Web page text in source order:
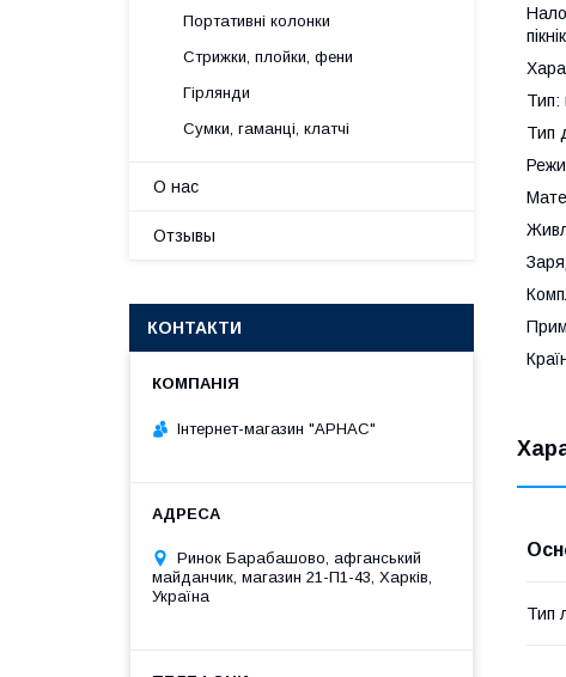
Тип:
Тип
Тип
Портативні колонки
Стрижки, плойки, фени
Гірлянди
Сумки, гаманці, клатчі
О нас
Отзывы
КОНТАКТИ
Інтернет-магазин "АРНАС"
Ринок Барабашово, афганський
майданчик, магазин 21-П1-43, Харків,
Україна